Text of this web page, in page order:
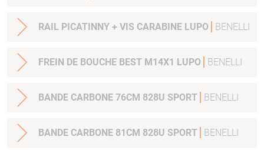
RAIL PICATINNY + VIS CARABINE LUPO BENELLI
FREIN DE BOUCHE BEST M14X1 LUPO BENELLI
BANDE CARBONE 76CM 828U SPORT BENELLI
BANDE CARBONE 81CM 828U SPORT BENELLI